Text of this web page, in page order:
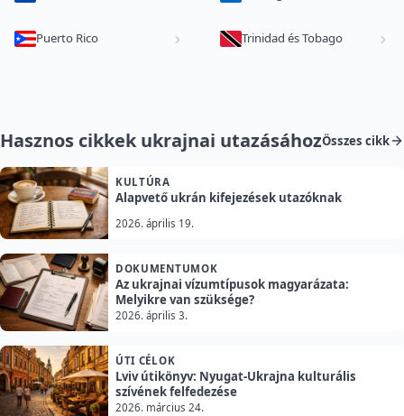
Puerto Rico Trinidad és Tobago
Hasznos cikkek ukrajnai utazásáhozÖsszes cikk
KULTÚRA
Alapvető ukrán kifejezések utazóknak
2026. április 19.
DOKUMENTUMOK
Az ukrajnai vízumtípusok magyarázata:
Melyikre van szüksége?
2026. április 3.
ÚTI CÉLOK
Lviv útikönyv: Nyugat-Ukrajna kulturális
szívének felfedezése
2026. március 24.